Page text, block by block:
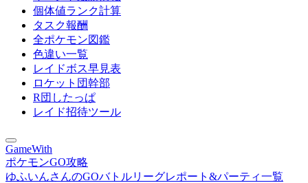
個体値ランク計算
タスク報酬
全ポケモン図鑑
色違い一覧
レイドボス早見表
ロケット団幹部
R団したっぱ
レイド招待ツール
GameWith
ポケモンGO攻略
ゆふいんさんのGOバトルリーグレポート&パーティ一覧